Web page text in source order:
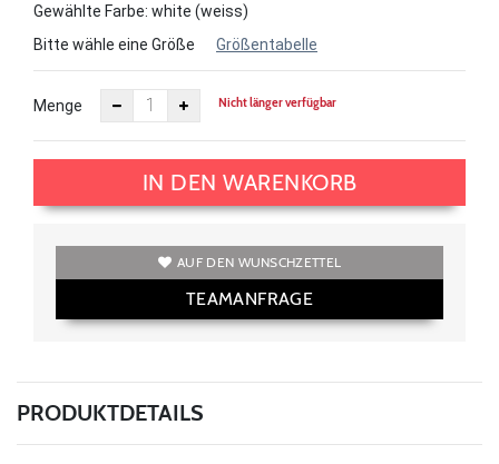
Gewählte Farbe: white (weiss)
Bitte wähle eine Größe
Größentabelle
Menge Nicht länger verfügbar
IN DEN WARENKORB
AUF DEN WUNSCHZETTEL
TEAMANFRAGE
PRODUKTDETAILS